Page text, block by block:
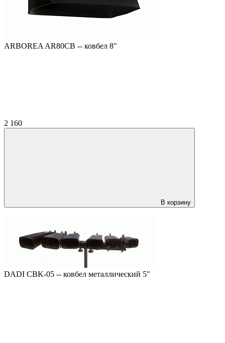
ARBOREA AR80CB -- ковбел 8"
2 160
В корзину
DADI CBK-05 -- ковбел металлический 5"